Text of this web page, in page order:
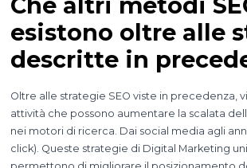
esistono oltre alle
descritte in
Oltre alle strategie SEO viste in precedenza,
attività che possono aumentare la scalata
nei motori di ricerca. Dai social media agli
click). Queste strategie di Digital Marketing